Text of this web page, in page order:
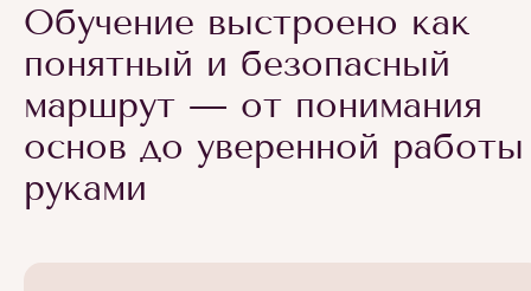
Обучение выстроено как
понятный и безопасный
маршрут — от понимания
основ до уверенной работы
руками